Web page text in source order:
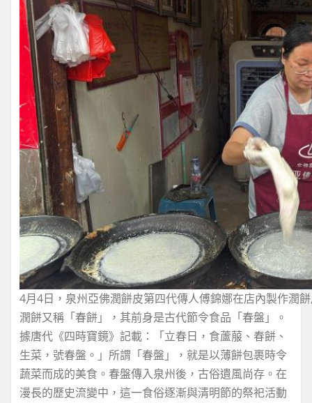
4月4日，泉州亞佛潤餅皮第四代傳人傅錦娜在店內製作潤
潤餅又稱「春餅」，其前身是古代節令食品「春盤」。
據唐代《四時寶鏡》記載：「立春日，食蘆菔、春餅、
生菜，號春盤。」所謂「春盤」，就是以薄餅包裹時令
蔬菜而成的美食。春盤傳入泉州後，古俗遺風尚存。在
漫長的歷史流變中，這一食俗逐漸與清明節的祭祀活動